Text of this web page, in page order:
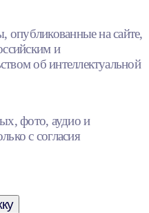
опубликованные на сайте,
и
об интеллектуальной
фото, аудио и
с согласия